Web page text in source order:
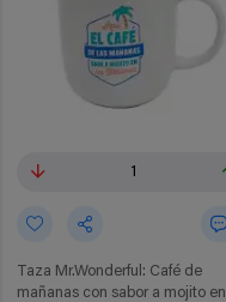
1
Taza Mr.Wonderful: Café de
mañanas con sabor a mojito en